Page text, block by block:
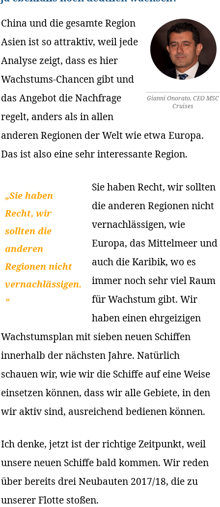
Gianni Onorato, CEO MSC
Cruises
China und die gesamte Region
Asien ist so attraktiv, weil jede
Analyse zeigt, dass es hier
Wachstums-Chancen gibt und
das Angebot die Nachfrage
regelt, anders als in allen
anderen Regionen der Welt wie etwa Europa.
Das ist also eine sehr interessante Region.
„Sie haben
Recht, wir
sollten die
anderen
Regionen nicht
vernachlässigen.
”
Sie haben Recht, wir sollten
die anderen Regionen nicht
vernachlässigen, wie
Europa, das Mittelmeer und
auch die Karibik, wo es
immer noch sehr viel Raum
für Wachstum gibt. Wir
haben einen ehrgeizigen
Wachstumsplan mit sieben neuen Schiffen
innerhalb der nächsten Jahre. Natürlich
schauen wir, wie wir die Schiffe auf eine Weise
einsetzen können, dass wir alle Gebiete, in den
wir aktiv sind, ausreichend bedienen können.
Ich denke, jetzt ist der richtige Zeitpunkt, weil
unsere neuen Schiffe bald kommen. Wir reden
über bereits drei Neubauten 2017/18, die zu
unserer Flotte stoßen.